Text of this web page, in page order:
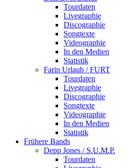
Tourdaten
Livegraphie
Discographie
Songtexte
Videographie
In den Medien
Statistik
Farin Urlaub / FURT
Tourdaten
Livegraphie
Discographie
Songtexte
Videographie
In den Medien
Statistik
Frühere Bands
Depp Jones / S.U.M.P.
Tourdaten